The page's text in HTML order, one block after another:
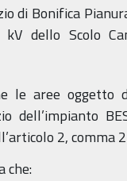
di Bonifica
dello Scolo
le aree oggetto
dell’impianto
2, comma
che: